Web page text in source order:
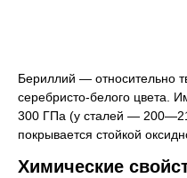
Бериллий — относительно
серебристо-белого цвета.
300 ГПа (у сталей —
покрывается стойкой
Химические